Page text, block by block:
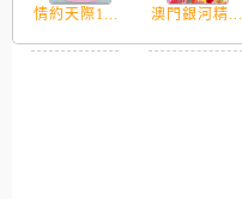
情約天際1... 澳門銀河精...